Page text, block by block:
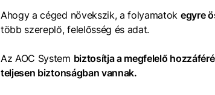
Ahogy a céged növekszik, a folyamatok egyre
több szereplő, felelősség és adat.
Az AOC System biztosítja a megfelelő
teljesen biztonságban vannak.